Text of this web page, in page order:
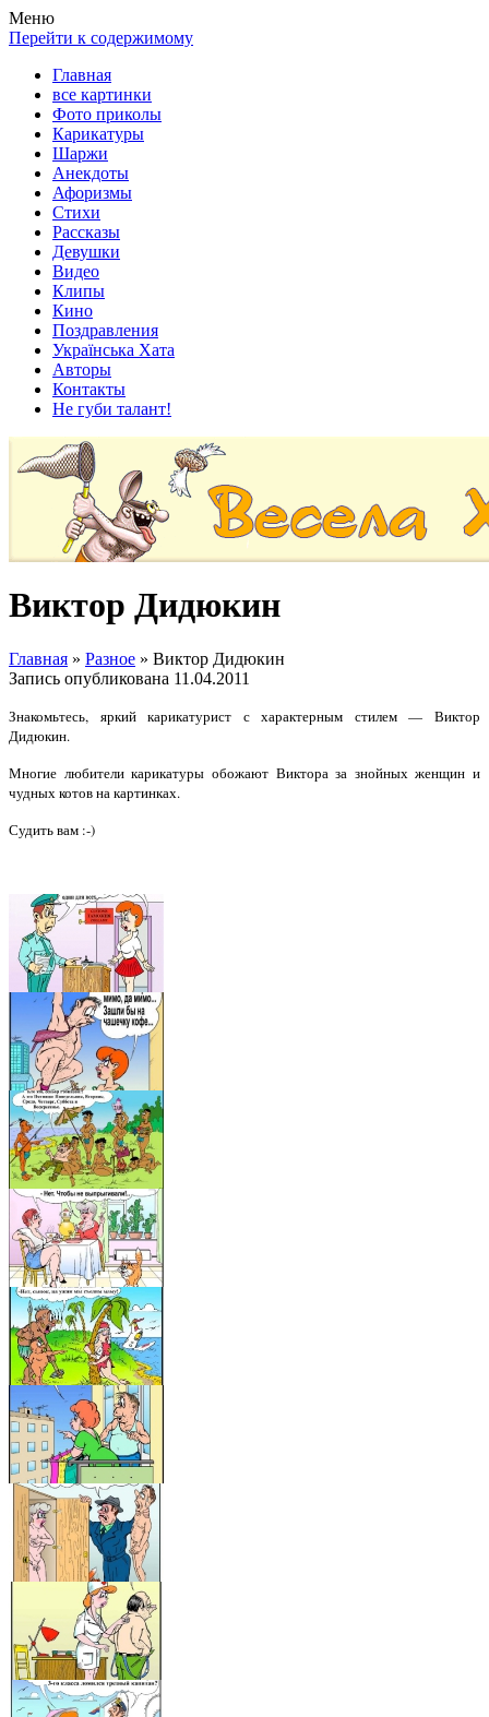
Весела хата — прикольные картинки, смешные истории,
клипы!
Покажем всем ваши фото приколы, карикатуры, шаржи, стихи,
рассказы, видео и песни!
Меню
Перейти к содержимому
Главная
все картинки
Фото приколы
Карикатуры
Шаржи
Анекдоты
Афоризмы
Стихи
Рассказы
Девушки
Видео
Клипы
Кино
Поздравления
Українська Хата
Авторы
Контакты
Не губи талант!
Виктор Дидюкин
Главная » Разное » Виктор Дидюкин
Запись опубликована 11.04.2011
Знакомьтесь, яркий карикатурист с характерным стилем — Виктор
Дидюкин.
Многие любители карикатуры обожают Виктора за знойных женщин и
чудных котов на картинках.
Судить вам :-)